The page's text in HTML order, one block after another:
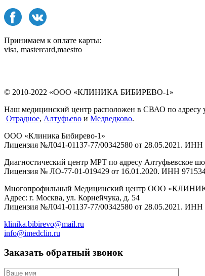
Принимаем к оплате карты:
visa, mastercard,maestro
© 2010-2022 «ООО «КЛИНИКА БИБИРЕВО-1»
Наш медицинский центр расположен в СВАО по адресу
Отрадное, Алтуфьево и Медведково.
ООО «Клиника Бибирево-1»
Лицензия №Л041-01137-77/00342580 от 28.05.2021. ИНН
Диагностический центр МРТ по адресу Алтуфьевское
Лицензия № ЛО-77-01-019429 от 16.01.2020. ИНН
Многопрофильный Медицинский центр ООО
Адрес: г. Москва, ул. Корнейчука, д. 54
Лицензия №Л041-01137-77/00342580 от 28.05.2021. ИНН
klinika.bibirevo@mail.ru
info@imedclin.ru
Заказать обратный звонок